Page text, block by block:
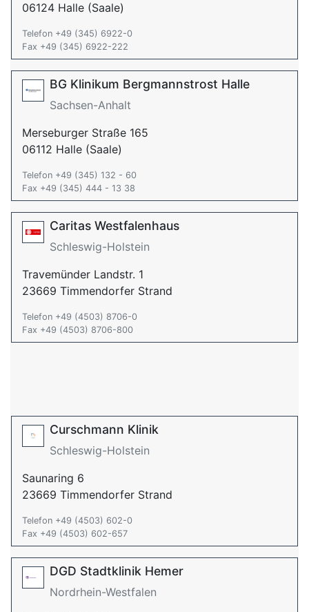
06124 Halle (Saale)
Telefon +49 (345) 6922-0
Fax +49 (345) 6922-222
BG Klinikum Bergmannstrost Halle
Sachsen-Anhalt
Merseburger Straße 165
06112 Halle (Saale)
Telefon +49 (345) 132 - 60
Fax +49 (345) 444 - 13 38
Caritas Westfalenhaus
Schleswig-Holstein
Travemünder Landstr. 1
23669 Timmendorfer Strand
Telefon +49 (4503) 8706-0
Fax +49 (4503) 8706-800
Curschmann Klinik
Schleswig-Holstein
Saunaring 6
23669 Timmendorfer Strand
Telefon +49 (4503) 602-0
Fax +49 (4503) 602-657
DGD Stadtklinik Hemer
Nordrhein-Westfalen